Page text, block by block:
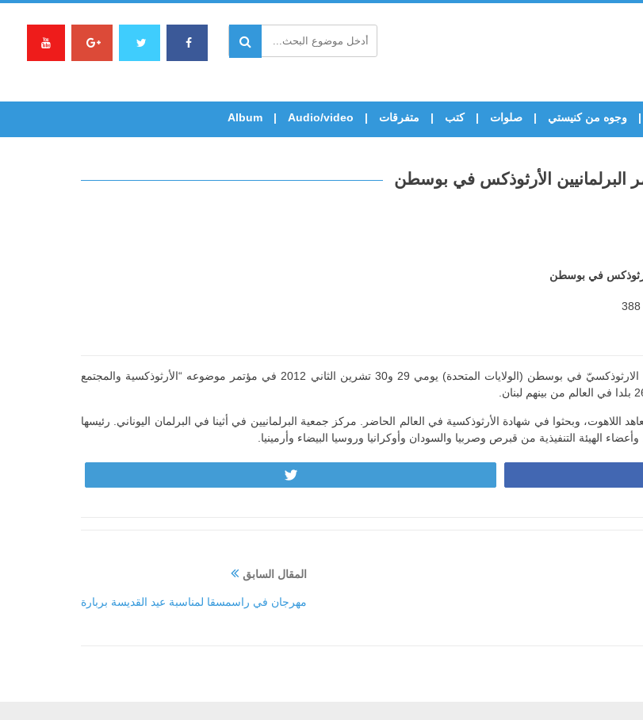
وجوه من كنيستي صلوات كتب متفرقات Audio/video
Album
البرلمانيين الأرثوذكس في بوسطن
في بوسطن
388
اجتمعت الجمعية العمومية للبرلمانيين الأرثوذكس في معهد الصليب للاهوت الارثوذكسيّ في بوسطن (الولايات المتحدة) يومي 29 و30 تشرين الثاني 2012 في مؤتمر موضوعه “الأرثوذكسية والمجتمع
وبحثوا في شهادة الأرثوذكسية في العالم الحاضر. مركز جمعية البرلمانيين في أثينا في البرلمان اليوناني. رئيسها
الهيئة التنفيذية من قبرص وصربيا والسودان وأوكرانيا وروسيا البيضاء وأرمينيا.
المقال السابق
مهرجان في راسمسقا لمناسبة عيد القديسة بربارة